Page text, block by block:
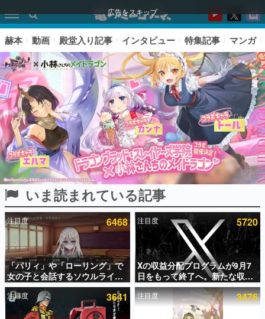
広告をスキップ
ピックアップ
電ファミのいま読まれている記事ランキング
アプリセール情報
インタビュー
連載・特集一覧
赫本 動画 殿堂入り記事 インタビュー 特集記事 マンガ
いま読まれている記事
注目度 6468
「パリィ」や「ローリング」で
女の子と会話するソウルライク
恋愛ゲーム『小早川さんはソウ
ルライク』無料公開。返事に失
敗すると「YOU DIED」
注目度 5720
Xの収益分配プログラムが9月7
日をもって終了へ。新たな収益
化制度「Original Content
Rewards Program」を発表
注目度 3641 注目度 3476